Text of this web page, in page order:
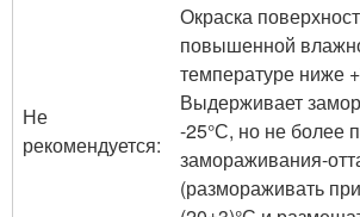
Не
рекомендуется:
Окраска
повышенной
температуре ниже
Выдерживает
-25°С, но не более
замораживания-
(размораживать